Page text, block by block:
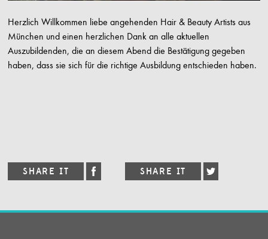
Herzlich Willkommen liebe angehenden Hair & Beauty Artists aus
München und einen herzlichen Dank an alle aktuellen
Auszubildenden, die an diesem Abend die Bestätigung gegeben
haben, dass sie sich für die richtige Ausbildung entschieden haben.